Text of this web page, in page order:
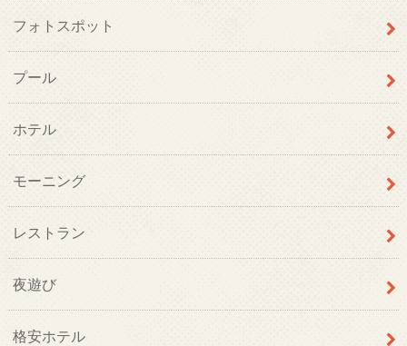
フォトスポット
プール
ホテル
モーニング
レストラン
夜遊び
格安ホテル